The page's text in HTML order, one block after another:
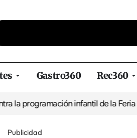
Gastro360 Rec360
infantil de la Feria de la
Publicidad